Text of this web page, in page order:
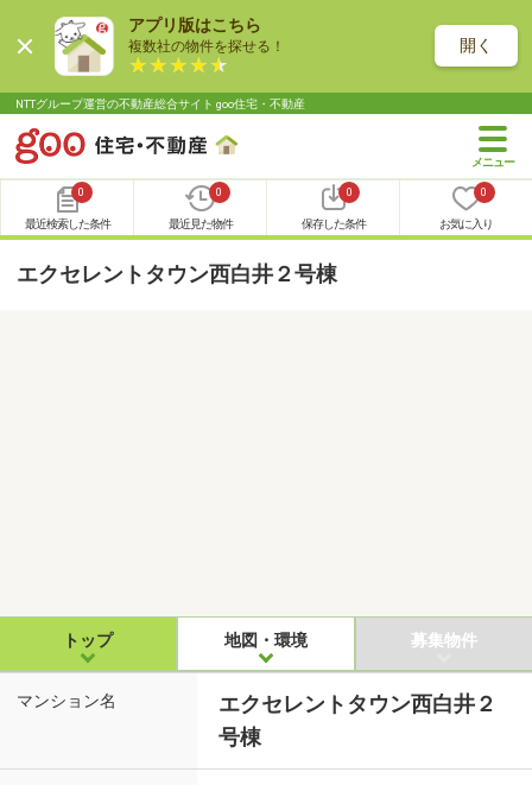
アプリ版はこちら
複数社の物件を探せる！ 開く
NTTグループ運営の不動産総合サイト goo住宅・不動産
0
最近検索した条件
0
最近見た物件
0
保存した条件
0
お気に入り
エクセレントタウン西白井２号棟
トップ 地図・環境 募集物件
マンション名
エクセレントタウン西白井２
号棟